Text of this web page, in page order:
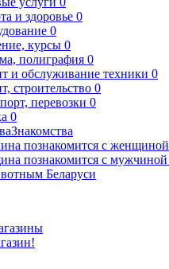
и здоровье 0
0
курсы 0
полиграфия 0
и обслуживание техники 0
строительство 0
перевозки 0
0
Знакомства
познакомится с женщиной
познакомится с мужчиной
Беларуси